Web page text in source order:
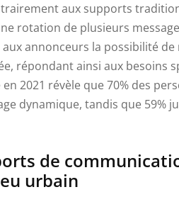
aux supports
rotation de plusieurs
annonceurs la possibilité
répondant ainsi aux besoins
2021 révèle que 70% des
dynamique, tandis que 59%
de
urbain